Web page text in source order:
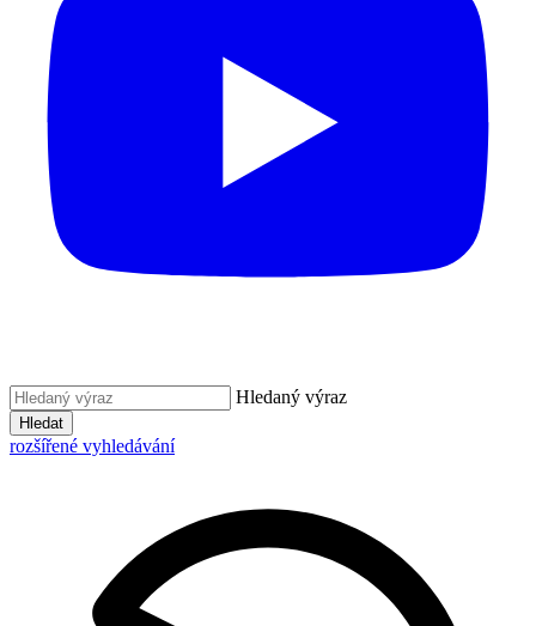
Hledaný výraz
Hledat
rozšířené vyhledávání